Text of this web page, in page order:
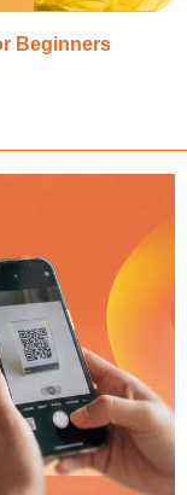
Beginners